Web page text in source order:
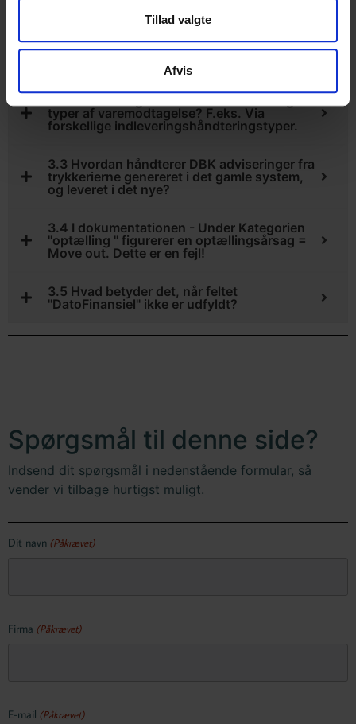
Tillad valgte
Afvis
3.1 Hvornår skal en salgstransaktion udløse
typer af varemodtagelse? F.eks. Via
forskellige indleveringshåndteringstyper.
3.3 Hvordan håndterer DBK adviseringer fra
trykkerierne genereret i det gamle system,
og leveret i det nye?
3.4 I dokumentationen - Under Kategorien
"optælling " figurerer en optællingsårsag =
Move out. Dette er en fejl!
3.5 Hvad betyder det, når feltet
"DatoFinansiel" ikke er udfyldt?
Spørgsmål til denne side?
Indsend dit spørgsmål i nedenstående formular, så
vender vi tilbage hurtigst muligt.
Dit navn (Påkrævet)
Firma (Påkrævet)
E-mail (Påkrævet)